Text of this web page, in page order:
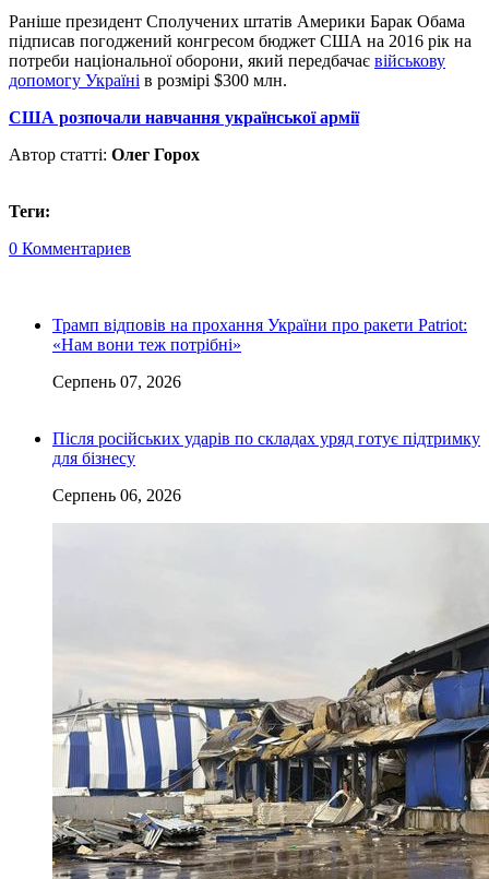
Раніше президент Сполучених штатів Америки Барак Обама
підписав погоджений конгресом бюджет США на 2016 рік на
потреби національної оборони, який передбачає військову
допомогу Україні в розмірі $300 млн.
США розпочали навчання української армії
Автор статті: Олег Горох
Теги:
0 Комментариев
Трамп відповів на прохання України про ракети Patriot:
«Нам вони теж потрібні»
Серпень 07, 2026
Після російських ударів по складах уряд готує підтримку
для бізнесу
Серпень 06, 2026